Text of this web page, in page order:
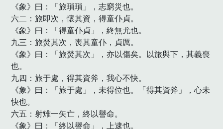
《象》曰：「旅瑣瑣」，志窮災也。
六二：旅即次，懷其資，得童仆貞。
《象》曰：「得童仆貞」，終無尤也。
九三：旅焚其次，喪其童仆，貞厲。
《象》曰：「旅焚其次」，亦以傷矣。以旅與下，其義喪
也。
九四：旅于處，得其資斧，我心不快。
《象》曰：「旅于處」，未得位也。「得其資斧」，心未
快也。
六五：射雉一矢亡，終以譽命。
《象》曰：「終以譽命」，上逮也。